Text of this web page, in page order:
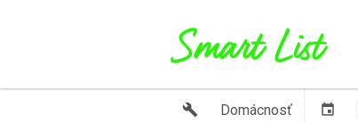
build Domácnosť event